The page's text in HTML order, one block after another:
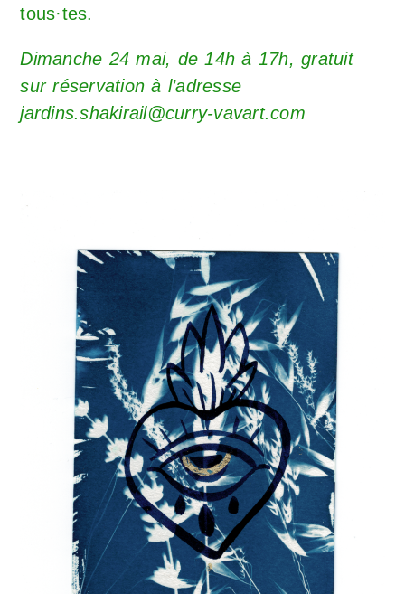
tous·tes.
Dimanche 24 mai, de 14h à 17h, gratuit
sur réservation à l’adresse
jardins.shakirail@curry-vavart.com